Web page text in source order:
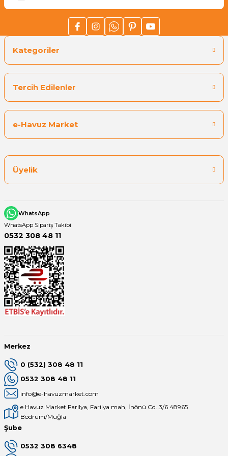
!!LÜTFEN DİKKAT!!!
Havuz lambaları susoğutmalı'dırsusuz çalışması
durumunda ortaya çıkan ısıdan dolayı smd Led'lerin
havuz trafosu çıkış voltajı ölçülmelidir
Havuz trafosu çıkış voltajı eğer 12 volttan yüksek ise
Yüksek voltaj çıkışı olan havuz trafosu
yüksek voltaj
Kategoriler
Tercih Edilenler
e-Havuz Market
Üyelik
WhatsApp
WhatsApp Sipariş Takibi
0532 308 48 11
Merkez
0 (532) 308 48 11
0532 308 48 11
info@e-havuzmarket.com
e Havuz Market Farilya, Farilya mah, İnönü Cd. 3/6 48965
Bodrum/Muğla
Şube
0532 308 6348